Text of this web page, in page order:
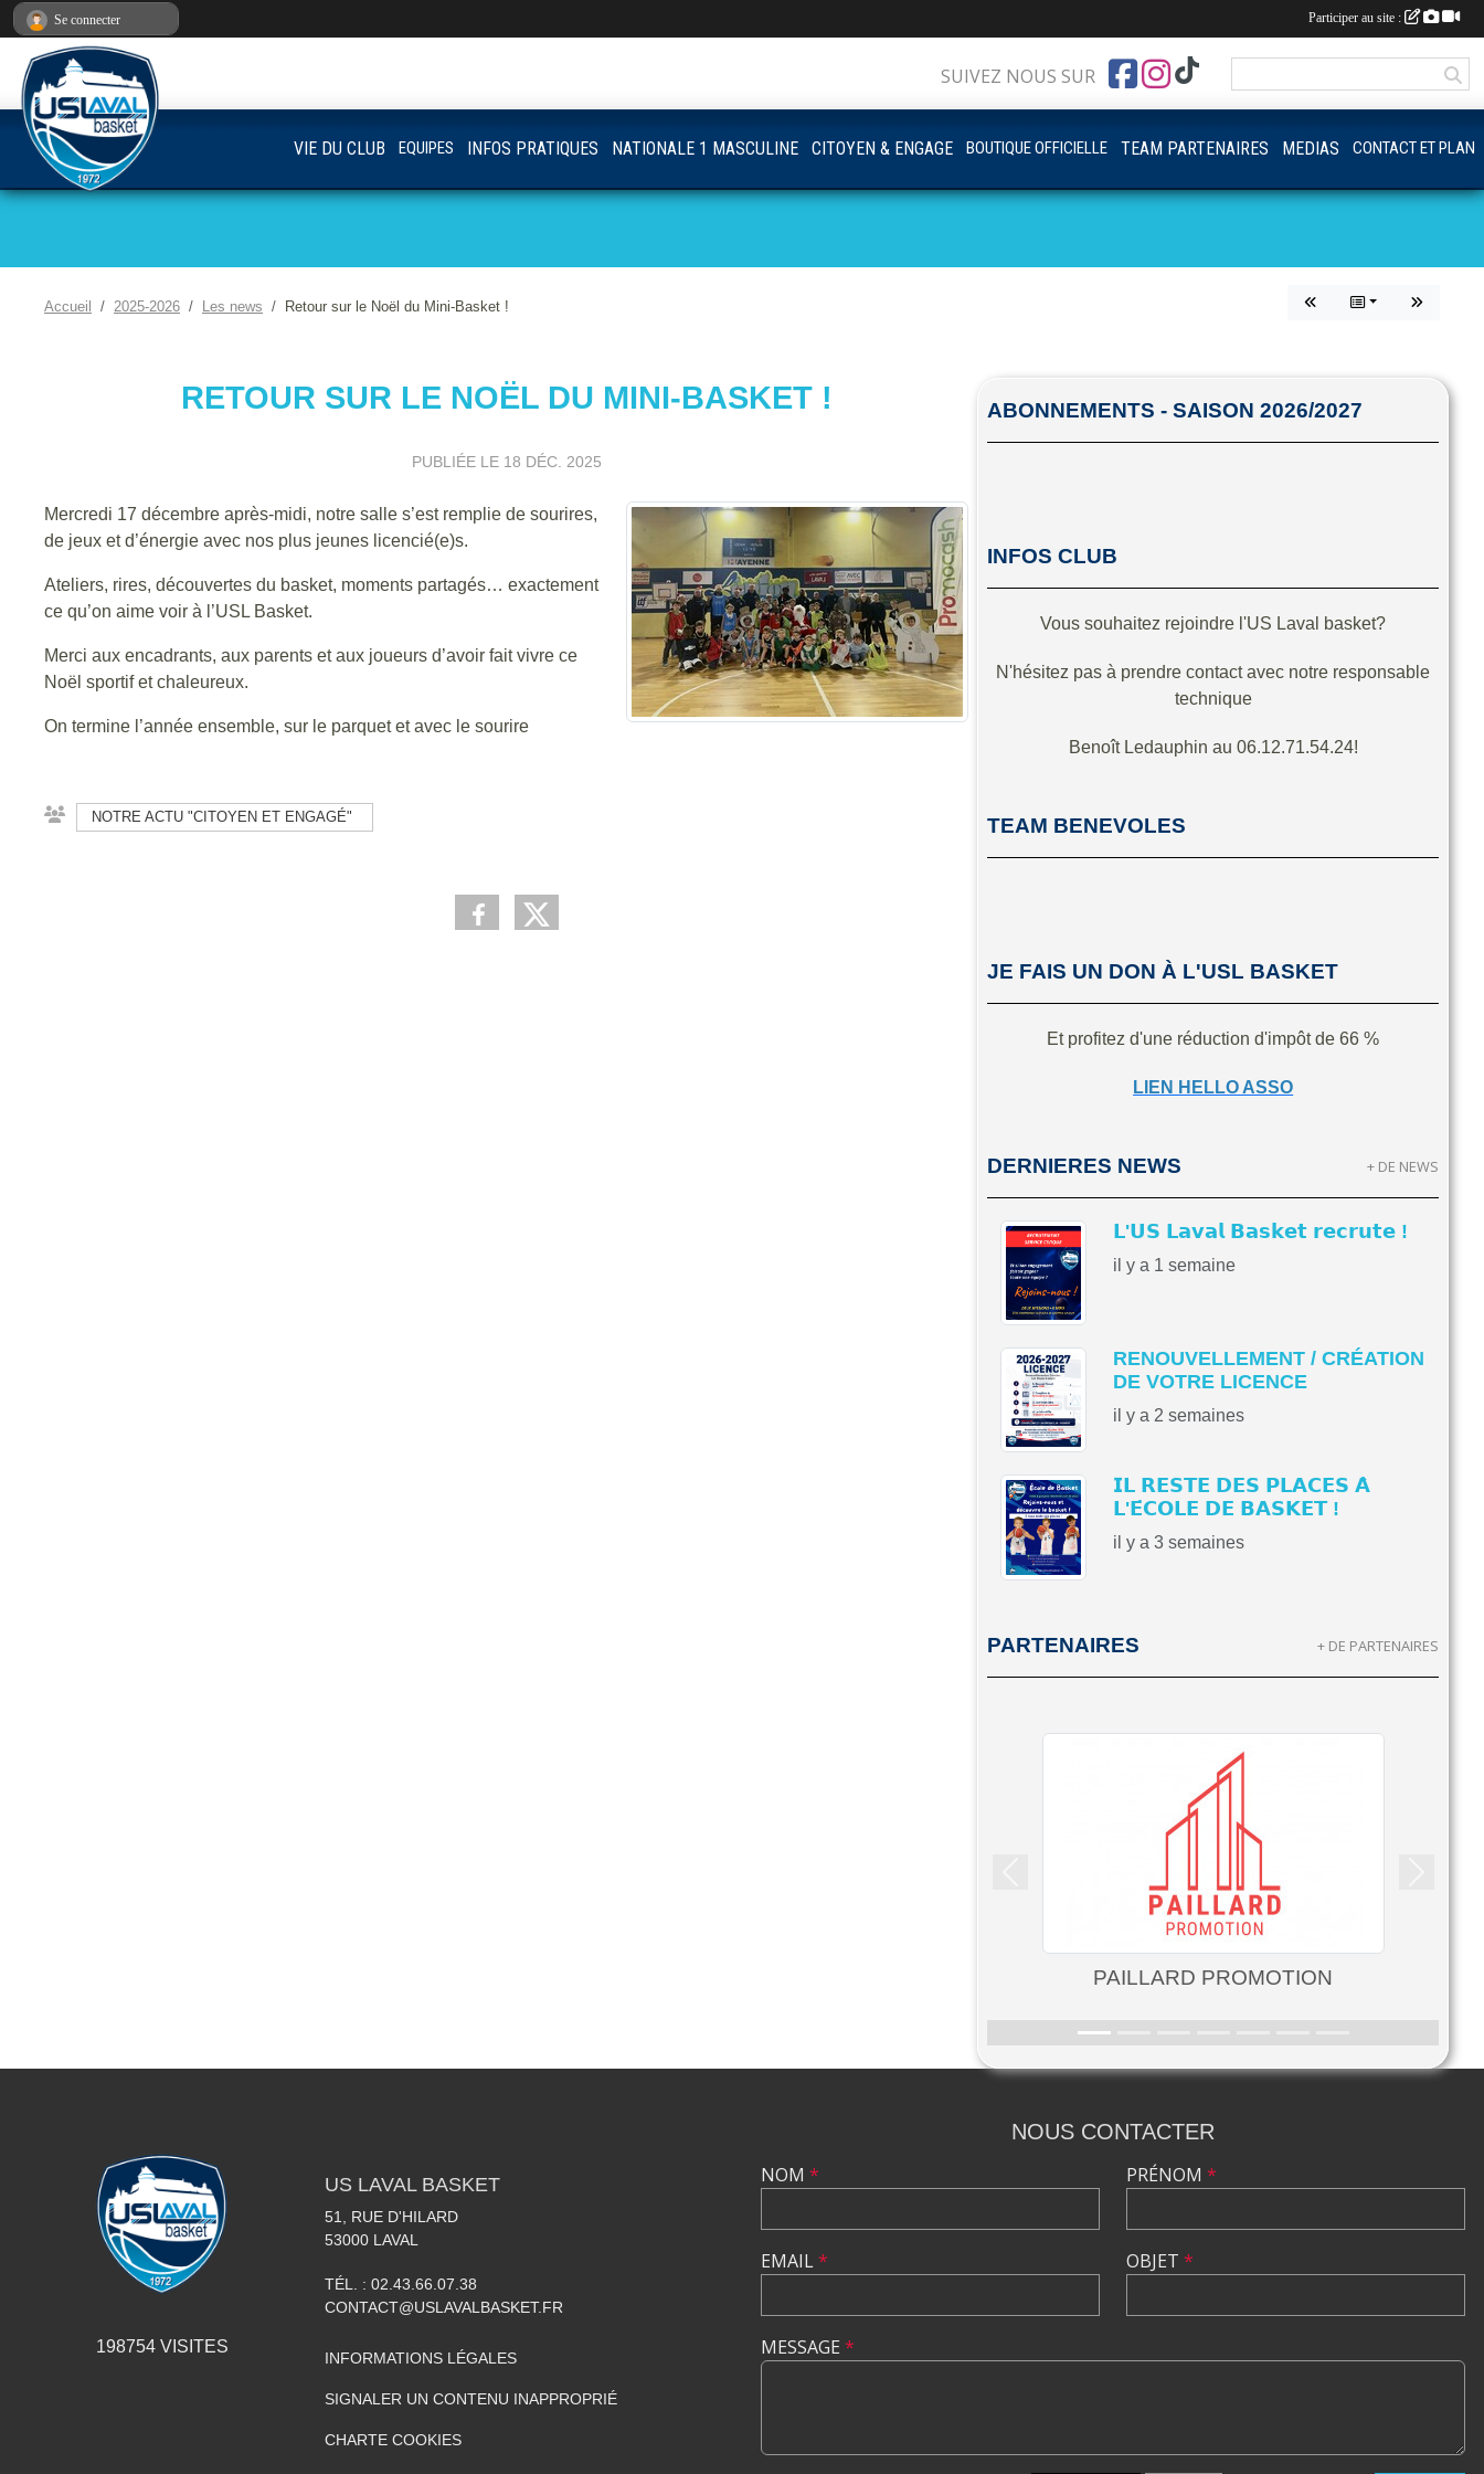
Accueil 2025-2026 Les news Retour sur le Noël du Mini-Basket !
RETOUR SUR LE NOËL DU MINI-BASKET !
PUBLIÉE LE 18 DÉC. 2025
Mercredi 17 décembre après-midi, notre salle s’est remplie de sourires,
de jeux et d’énergie avec nos plus jeunes licencié(e)s.
Ateliers, rires, découvertes du basket, moments partagés… exactement
ce qu’on aime voir à l’USL Basket.
Merci aux encadrants, aux parents et aux joueurs d’avoir fait vivre ce
Noël sportif et chaleureux.
On termine l’année ensemble, sur le parquet et avec le sourire
NOTRE ACTU "CITOYEN ET ENGAGÉ"
ABONNEMENTS - SAISON 2026/2027
INFOS CLUB
Vous souhaitez rejoindre l'US Laval basket?
N'hésitez pas à prendre contact avec notre responsable
technique
Benoît Ledauphin au 06.12.71.54.24!
TEAM BENEVOLES
JE FAIS UN DON À L'USL BASKET
Et profitez d'une réduction d'impôt de 66 %
LIEN HELLO ASSO
DERNIERES NEWS
𝗟'𝗨𝗦 𝗟𝗮𝘃𝗮𝗹 𝗕𝗮𝘀𝗸𝗲𝘁 𝗿𝗲𝗰𝗿𝘂𝘁𝗲 !
il y a 1 semaine
RENOUVELLEMENT / CRÉATION
DE VOTRE LICENCE
il y a 2 semaines
𝗜𝗟 𝗥𝗘𝗦𝗧𝗘 𝗗𝗘𝗦 𝗣𝗟𝗔𝗖𝗘𝗦 𝗔̀
𝗟'𝗘́𝗖𝗢𝗟𝗘 𝗗𝗘 𝗕𝗔𝗦𝗞𝗘𝗧 !
il y a 3 semaines
+ DE NEWS
PARTENAIRES
PAILLARD PROMOTION
+ DE PARTENAIRES
SUIVEZ NOUS SUR
VIE DU CLUB EQUIPES INFOS PRATIQUES NATIONALE 1 MASCULINE CITOYEN & ENGAGE BOUTIQUE OFFICIELLE TEAM PARTENAIRES MEDIAS CONTACT ET PLAN
198754 VISITES
US LAVAL BASKET
51, RUE D'HILARD
53000 LAVAL
TÉL. : 02.43.66.07.38
CONTACT@USLAVALBASKET.FR
INFORMATIONS LÉGALES
SIGNALER UN CONTENU INAPPROPRIÉ
CHARTE COOKIES
NOUS CONTACTER
NOM *
EMAIL*
PRÉNOM *
OBJET *
MESSAGE *
Se connecter Participer au site :
Panneau de gestion des cookies